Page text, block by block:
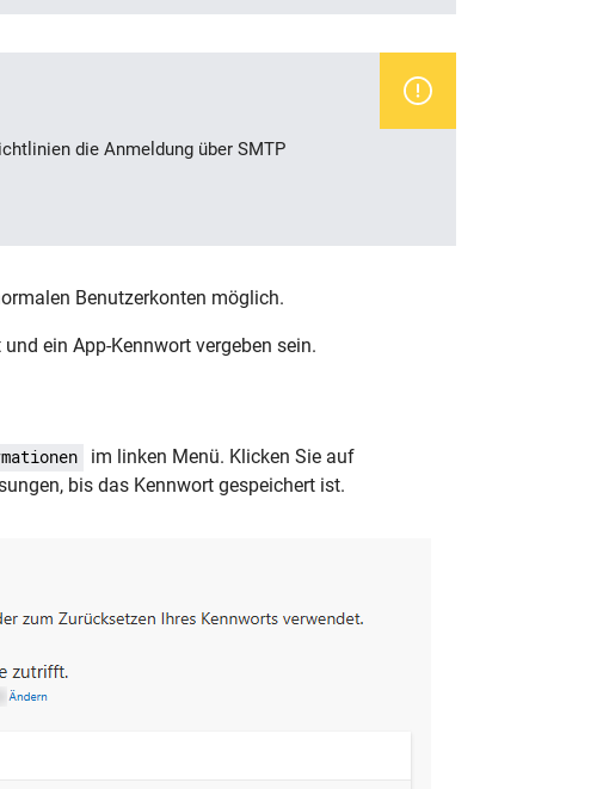
die Anmeldung über SMTP
Benutzerkonten möglich.
ein App-Kennwort vergeben sein.
im linken Menü. Klicken Sie auf
bis das Kennwort gespeichert ist.